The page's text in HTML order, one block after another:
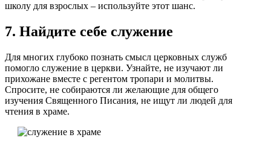
школу для взрослых – используйте этот шанс.
7. Найдите себе служение
Для многих глубоко познать смысл церковных служб
помогло служение в церкви. Узнайте, не изучают ли
прихожане вместе с регентом тропари и молитвы.
Спросите, не собираются ли желающие для общего
изучения Священного Писания, не ищут ли людей для
чтения в храме.